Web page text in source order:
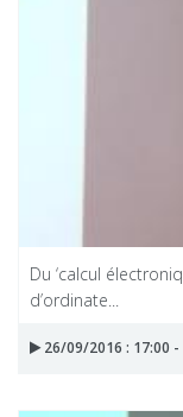
Du ‘calcul
d’ordinate...
26/09/2016 : 17:00 -